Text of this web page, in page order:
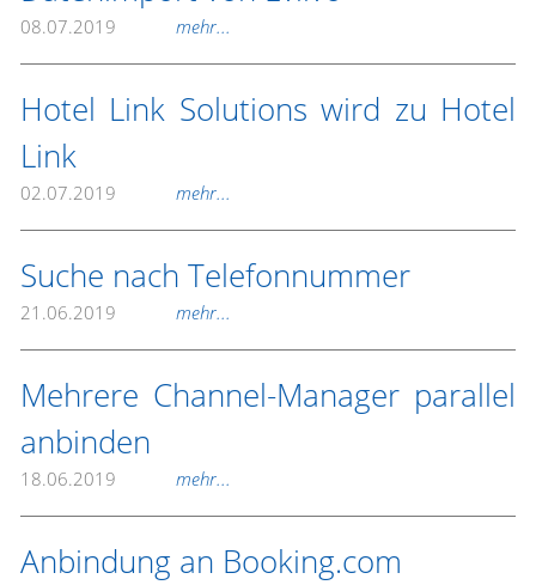
08.07.2019 mehr...
Hotel Link Solutions wird zu Hotel
Link
02.07.2019 mehr...
Suche nach Telefonnummer
21.06.2019 mehr...
Mehrere Channel-Manager parallel
anbinden
18.06.2019 mehr...
Anbindung an Booking.com